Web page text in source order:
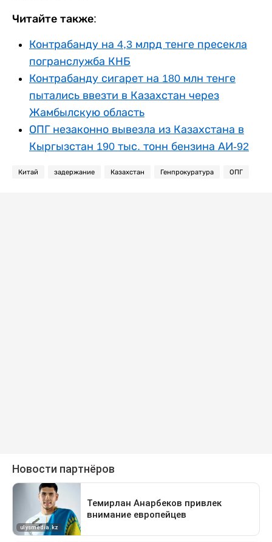
Читайте также:
Контрабанду на 4,3 млрд тенге пресекла
погранслужба КНБ
Контрабанду сигарет на 180 млн тенге
пытались ввезти в Казахстан через
Жамбылскую область
ОПГ незаконно вывезла из Казахстана в
Кыргызстан 190 тыс. тонн бензина АИ-92
Китай задержание Казахстан Генпрокуратура ОПГ